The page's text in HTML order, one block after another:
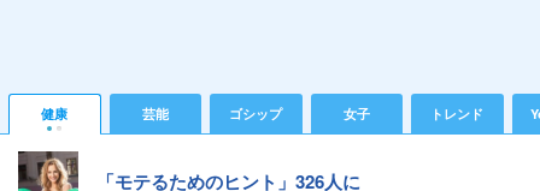
健康 芸能 ゴシップ 女子 トレンド
「モテるためのヒント」326人に